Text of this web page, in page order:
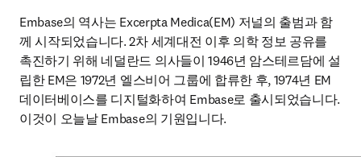
Embase의 역사는 Excerpta Medica(EM) 저널의 출범과 함
께 시작되었습니다. 2차 세계대전 이후 의학 정보 공유를
촉진하기 위해 네덜란드 의사들이 1946년 암스테르담에 설
립한 EM은 1972년 엘스비어 그룹에 합류한 후, 1974년 EM
데이터베이스를 디지털화하여 Embase로 출시되었습니다.
이것이 오늘날 Embase의 기원입니다.